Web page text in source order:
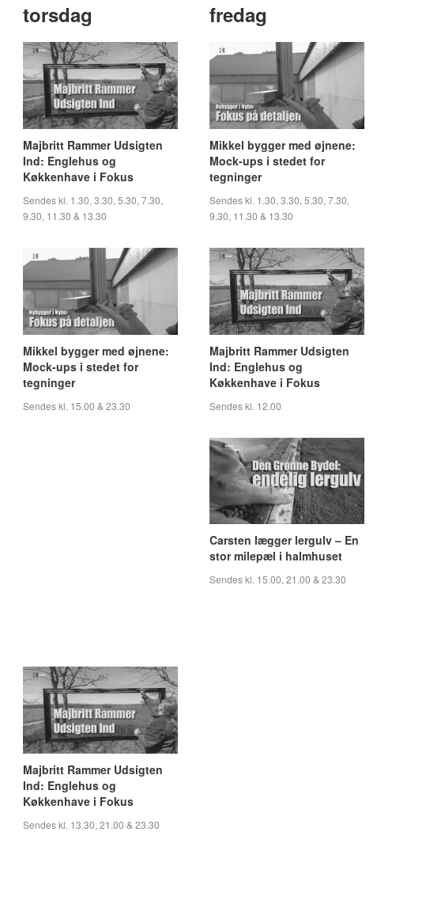
torsdag
Majbritt Rammer Udsigten
Ind: Englehus og
Køkkenhave i Fokus
Sendes kl. 1.30, 3.30, 5.30, 7.30,
9.30, 11.30 & 13.30
Mikkel bygger med øjnene:
Mock-ups i stedet for
tegninger
Sendes kl. 15.00 & 23.30
fredag
Mikkel bygger med øjnene:
Mock-ups i stedet for
tegninger
Sendes kl. 1.30, 3.30, 5.30, 7.30,
9.30, 11.30 & 13.30
Majbritt Rammer Udsigten
Ind: Englehus og
Køkkenhave i Fokus
Sendes kl. 12.00
Carsten lægger lergulv – En
stor milepæl i halmhuset
Sendes kl. 15.00, 21.00 & 23.30
Majbritt Rammer Udsigten
Ind: Englehus og
Køkkenhave i Fokus
Sendes kl. 13.30, 21.00 & 23.30